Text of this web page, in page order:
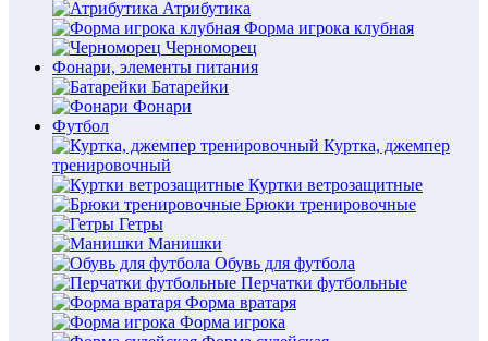
Атрибутика
Форма игрока клубная
Черноморец
Фонари, элементы питания
Батарейки
Фонари
Футбол
Куртка, джемпер
тренировочный
Куртки ветрозащитные
Брюки тренировочные
Гетры
Манишки
Обувь для футбола
Перчатки футбольные
Форма вратаря
Форма игрока